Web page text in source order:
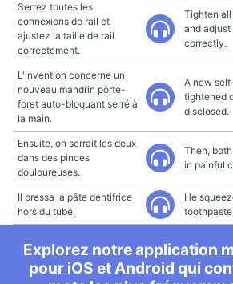
Serrez toutes les
connexions de rail et
ajustez la taille de rail
correctement.
Tighten
and
correctly.
L'invention concerne un
nouveau mandrin porte-
foret auto-bloquant serré à
la main.
A new
tightened
disclosed.
Ensuite, on serrait les deux
dans des pinces
douloureuses.
Then,
in painful
Il pressa la pâte dentifrice
hors du tube.
He
Explorez notre application
pour iOS et Android qui